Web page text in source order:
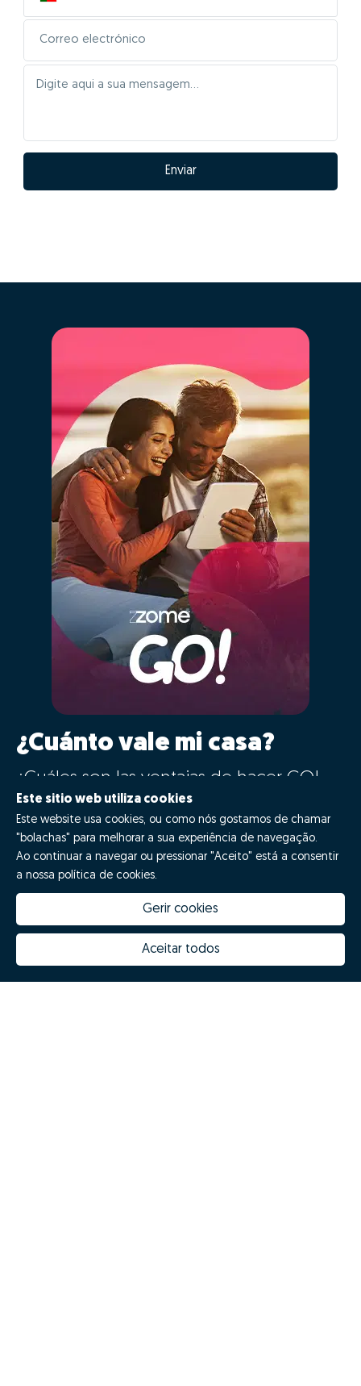
Enviar
¿Cuánto vale mi casa?
¿Cuáles son las ventajas de hacer GO!
con Zome?
¡Di GO!
Este sitio web utiliza cookies
Este website usa cookies, ou como nós gostamos de chamar
"bolachas" para melhorar a sua experiência de navegação.
Ao continuar a navegar ou pressionar "Aceito" está a consentir
a nossa política de cookies.
Gerir cookies
Aceitar todos